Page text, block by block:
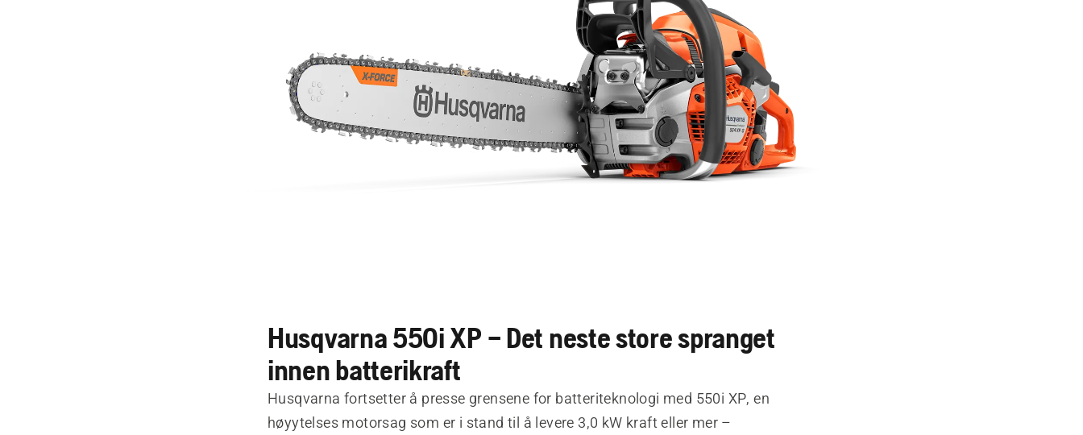
Husqvarna 550i XP – Det neste store spranget
innen batterikraft
Husqvarna fortsetter å presse grensene for batteriteknologi med 550i XP, en
høyytelses motorsag som er i stand til å levere 3,0 kW kraft eller mer –